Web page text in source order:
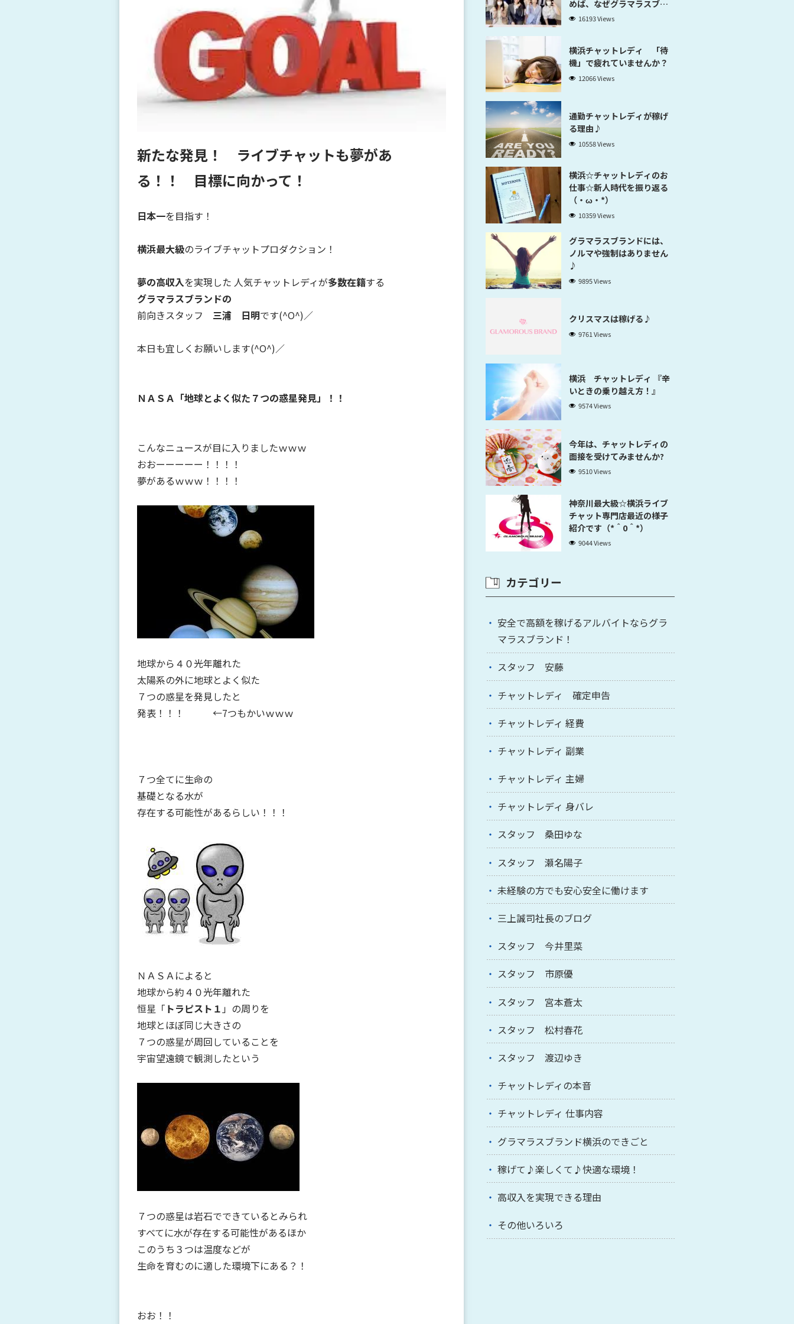
新たな発見！ ライブチャットも夢があ
る！！ 目標に向かって！
日本一を目指す！
横浜最大級のライブチャットプロダクション！
夢の高収入を実現した 人気チャットレディが多数在籍する
グラマラスブランドの
前向きスタッフ 三浦 日明です(^O^)／
本日も宜しくお願いします(^O^)／
ＮＡＳＡ「地球とよく似た７つの惑星発見」！！
こんなニュースが目に入りましたｗｗｗ
おおーーーーー！！！！
夢があるｗｗｗ！！！！
地球から４０光年離れた
太陽系の外に地球とよく似た
７つの惑星を発見したと
発表！！！ ←7つもかいｗｗｗ
７つ全てに生命の
基礎となる水が
存在する可能性があるらしい！！！
ＮＡＳＡによると
地球から約４０光年離れた
恒星「 トラピスト１」の周りを
地球とほぼ同じ大きさの
７つの惑星が周回していることを
宇宙望遠鏡で観測したという
７つの惑星は岩石でできているとみられ
すべてに水が存在する可能性があるほか
このうち３つは温度などが
生命を育むのに適した環境下にある？！
おお！！
めば、なぜグラマラスブラ
ンド横浜だと稼げるのかが
16193 Views
横浜チャットレディ 「待
機」で疲れていませんか？
12066 Views
通勤チャットレディが稼げ
る理由♪
10558 Views
横浜☆チャットレディのお
仕事☆新人時代を振り返る
（・ω・*）
10359 Views
グラマラスブランドには、
ノルマや強制はありません
♪
9895 Views
クリスマスは稼げる♪
9761 Views
横浜 チャットレディ 『辛
いときの乗り越え方！』
9574 Views
今年は、チャットレディの
面接を受けてみませんか?
9510 Views
神奈川最大級☆横浜ライブ
チャット専門店最近の様子
紹介です（*＾0＾*）
9044 Views
カテゴリー
安全で高額を稼げるアルバイトならグラ
マラスブランド！
スタッフ 安藤
チャットレディ 確定申告
チャットレディ 経費
チャットレディ 副業
チャットレディ 主婦
チャットレディ 身バレ
スタッフ 桑田ゆな
スタッフ 瀬名陽子
未経験の方でも安心安全に働けます
三上誠司社長のブログ
スタッフ 今井里菜
スタッフ 市原優
スタッフ 宮本蒼太
スタッフ 松村春花
スタッフ 渡辺ゆき
チャットレディの本音
チャットレディ 仕事内容
グラマラスブランド横浜のできごと
稼げて♪楽しくて♪快適な環境！
高収入を実現できる理由
その他いろいろ